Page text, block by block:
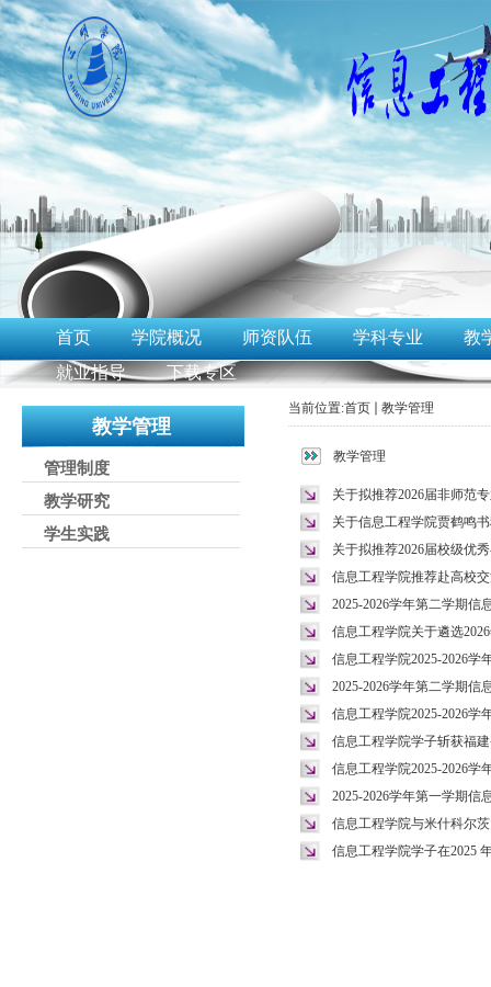
首页 学院概况 师资队伍 学科专业
教
就业指导
下载专区
教学管理
管理制度
教学研究
学生实践
当前位置:首页 教学管理
教学管理
关于拟推荐2026届非师范
关于信息工程学院贾鹤鸣
关于拟推荐2026届校级优
信息工程学院推荐赴高校
2025-2026学年第二学期信
信息工程学院关于遴选
信息工程学院2025-2026学
2025-2026学年第二学期信
信息工程学院2025-2026学
信息工程学院学子斩获福
信息工程学院2025-2026学
2025-2026学年第一学期信
信息工程学院与米什科尔
信息工程学院学子在2025